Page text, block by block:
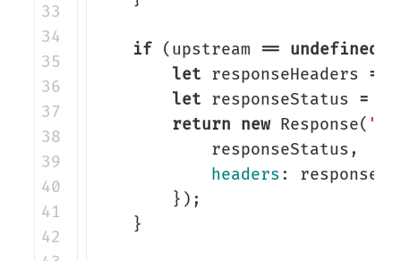
33
34
35
36
37
38
39
40
41
42
if ( upstream == undefined
let
responseHeaders =
let
responseStatus =
return
new Response(
responseStatus ,
headers :
});
}